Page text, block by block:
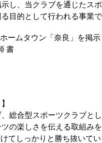
し、当クラブを通じたス
目的として行われる事業
ームタウン「奈良」を掲示
書
総合型スポーツクラブと
の楽しさを伝える取組み
てしっかりと勝ち抜いて